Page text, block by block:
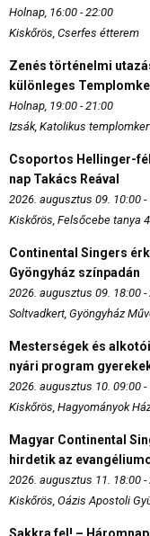
Holnap, 16:00 - 22:00
Kiskőrös, Cserfes étterem
Zenés történelmi
különleges
Holnap, 19:00 - 21:00
Izsák, Katolikus
Csoportos Hellinger-
nap Takács Reával
2026. augusztus 09. 10:00 -
Kiskőrös, Felsőcebe tanya
Continental Singers
Gyöngyház színpadán
2026. augusztus 09. 18:00 -
Soltvadkert, Gyöngyház
Mesterségek és
nyári program
2026. augusztus 10. 09:00 -
Kiskőrös, Hagyományok
Magyar Continental
hirdetik az
2026. augusztus 11. 18:00 -
Kiskőrös, Oázis Apostoli